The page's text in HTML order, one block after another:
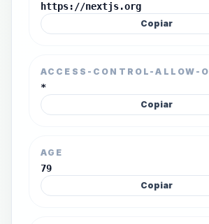
https://nextjs.org
Copiar
ACCESS-CONTROL-ALLOW-
*
Copiar
AGE
79
Copiar